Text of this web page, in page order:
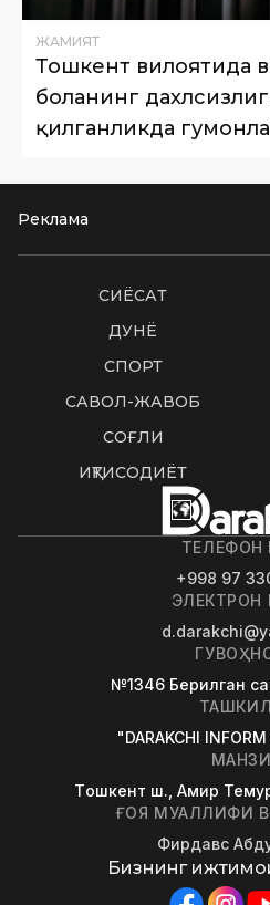
ЖАМИЯТ
Тошкент вилоятида
боланинг
қилганликда
Реклама
СИËСАТ
ДУНË
СПОРТ
САВОЛ-ЖАВОБ
СОҒЛИҚ
ИҚТИСОДИЁТ
ТЕЛЕФОН
+998 97
ЭЛЕКТРОН
№1346 Берилган
"DARAKCHI
Tошкент ш., Амир
ҒОЯ МУАЛЛИФИ
Фирдавс
Бизнинг